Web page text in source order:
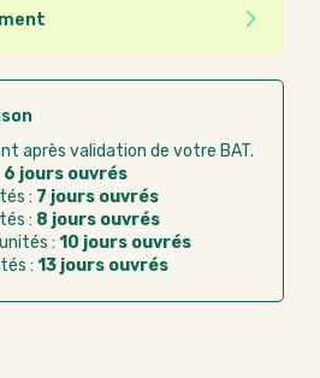
obtenir une seconde vie
de fabrication du produit
d'éco-conception.
de règlement, vous pouvez
ligne sur Good Act.
sécurisé par carte
:règlement sur facture
par mandat
la commande
après validation de votre BAT.
6 jours ouvrés
: 7 jours ouvrés
: 8 jours ouvrés
unités : 10 jours ouvrés
: 13 jours ouvrés